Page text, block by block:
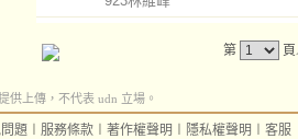
第
供上傳，不代表 udn 立場。
題 服務條款 著作權聲明 隱私權聲明 客服